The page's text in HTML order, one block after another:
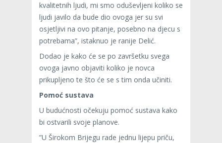
kvalitetnih ljudi, mi smo oduševljeni koliko se
ljudi javilo da bude dio ovoga jer su svi
osjetljivi na ovo pitanje, posebno na djecu s
potrebama”, istaknuo je ranije Delić.
Dodao je kako će se po završetku svega
ovoga javno objaviti koliko je novca
prikupljeno te što će se s tim onda učiniti.
Pomoć sustava
U budućnosti očekuju pomoć sustava kako
bi ostvarili svoje planove.
”U Širokom Brijegu rade jednu lijepu priču,